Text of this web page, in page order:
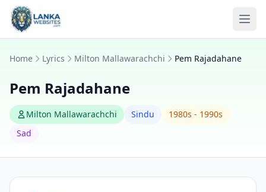
Skip to content
Home Lyrics Milton Mallawarachchi Pem Rajadahane
Pem Rajadahane
Milton Mallawarachchi Sindu
1980s - 1990s
Sad